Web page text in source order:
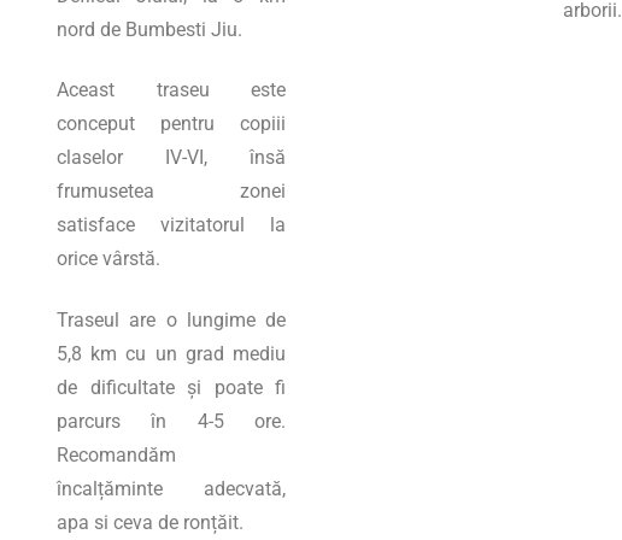
nord de Bumbesti Jiu.
Aceast traseu este
conceput pentru copiii
claselor IV-VI, însă
frumusetea zonei
satisface vizitatorul la
orice vârstă.
Traseul are o lungime de
5,8 km cu un grad mediu
de dificultate și poate fi
parcurs în 4-5 ore.
Recomandăm
încalțăminte adecvată,
apa si ceva de ronțăit.
arborii.